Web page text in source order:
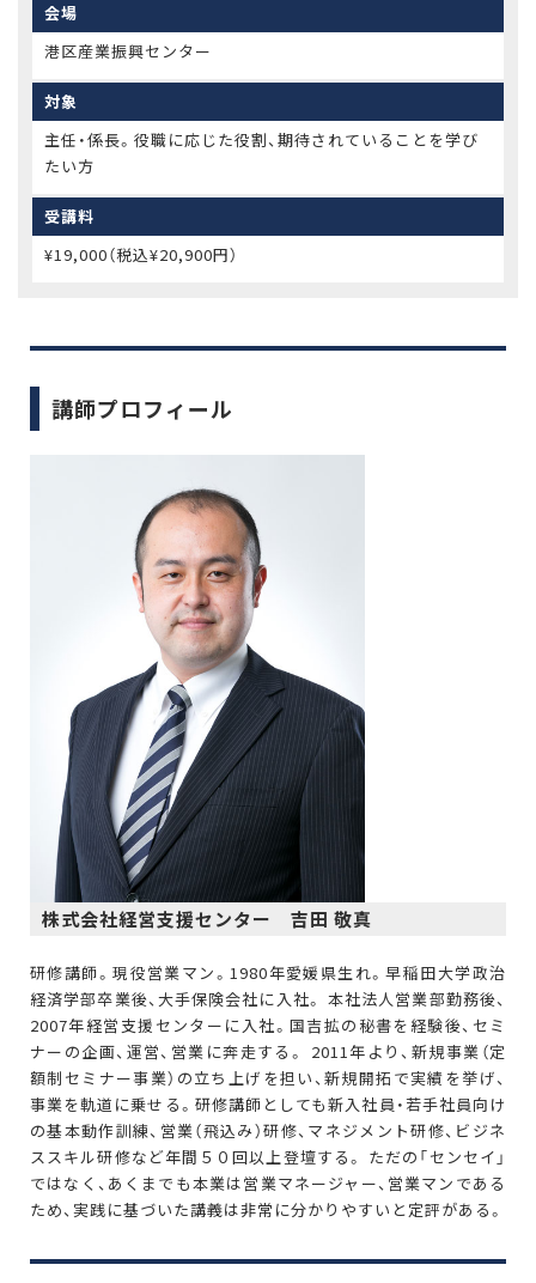
会場
港区産業振興センター
対象
主任・係長。役職に応じた役割、期待されていることを学び
たい方
受講料
¥19,000（税込¥20,900円）
講師プロフィール
株式会社経営支援センター 吉田 敬真
研修講師。現役営業マン。1980年愛媛県生れ。早稲田大学政治
経済学部卒業後、大手保険会社に入社。 本社法人営業部勤務後、
2007年経営支援センターに入社。国吉拡の秘書を経験後、セミ
ナーの企画、運営、営業に奔走する。 2011年より、新規事業（定
額制セミナー事業）の立ち上げを担い、新規開拓で実績を挙げ、
事業を軌道に乗せる。研修講師としても新入社員・若手社員向け
の基本動作訓練、営業（飛込み）研修、マネジメント研修、ビジネ
ススキル研修など年間５０回以上登壇する。 ただの「センセイ」
ではなく、あくまでも本業は営業マネージャー、営業マンである
ため、実践に基づいた講義は非常に分かりやすいと定評がある。